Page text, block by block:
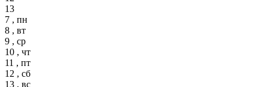
13
7 , пн
8 , вт
9 , ср
10 , чт
11 , пт
12 , сб
13 , вс